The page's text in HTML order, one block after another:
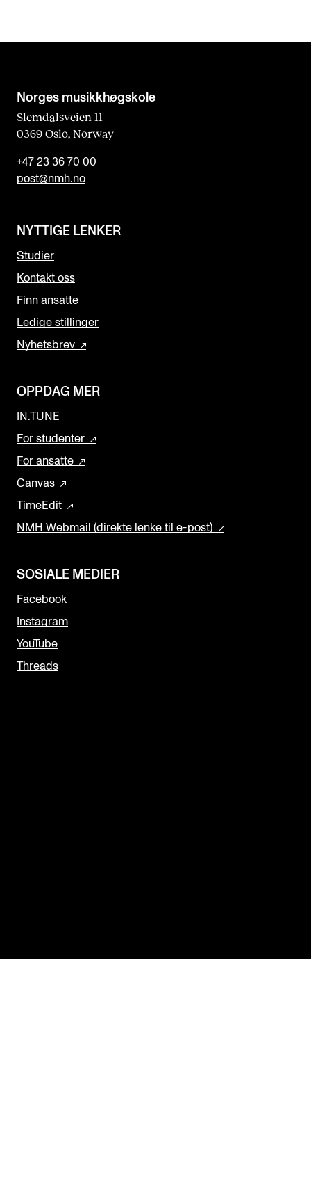
Norges musikk­høgskole
Slemdalsveien 11
0369 Oslo, Norway
+47 23 36 70 00
post@nmh.no
NYTTIGE LENKER
Studier
Kontakt oss
Finn ansatte
Ledige stillinger
Nyhetsbrev
OPPDAG MER
IN.TUNE
For studenter
For ansatte
Canvas
TimeEdit
NMH Webmail (direkte lenke til e-post)
SOSIALE MEDIER
Facebook
Instagram
YouTube
Threads